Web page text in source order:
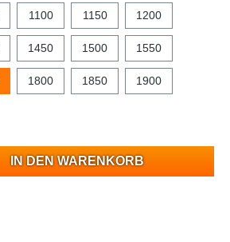
1100 1150 1200
1450 1500 1550
1800 1850 1900
IN DEN WARENKORB